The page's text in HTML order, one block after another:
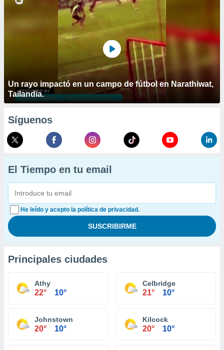
Un rayo impactó en un campo de fútbol en Narathiwat,
Tailandia.
Síguenos
El Tiempo en tu email
He leído y acepto la política de privacidad.
Principales ciudades
Athy
22° 10°
Celbridge
21° 10°
Johnstown
20° 10°
Kilcock
20° 10°